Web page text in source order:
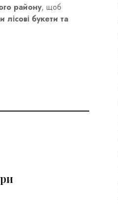
району, щоб
букети та